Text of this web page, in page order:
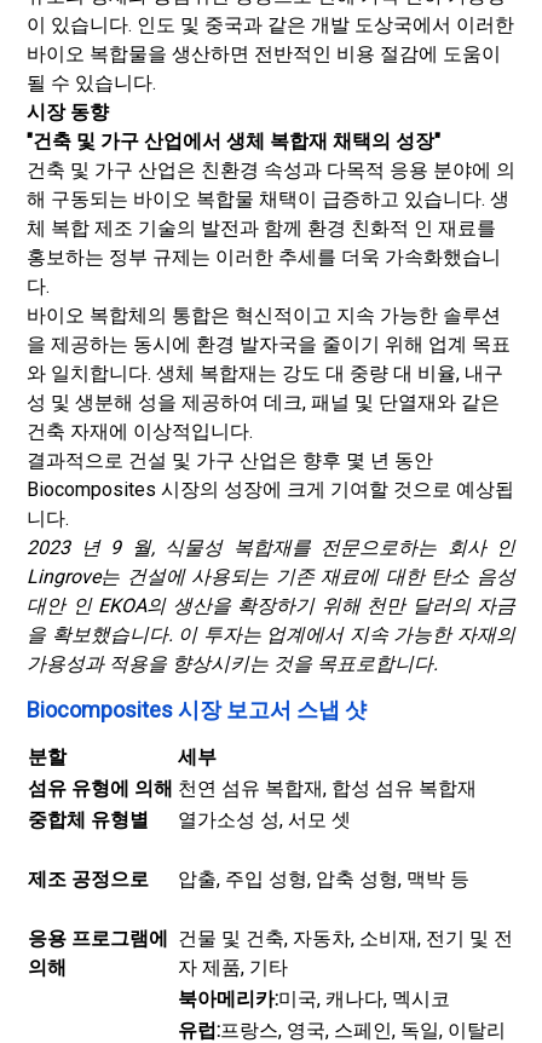
이 있습니다. 인도 및 중국과 같은 개발 도상국에서 이러한
바이오 복합물을 생산하면 전반적인 비용 절감에 도움이
될 수 있습니다.
시장 동향
"건축 및 가구 산업에서 생체 복합재 채택의 성장"
건축 및 가구 산업은 친환경 속성과 다목적 응용 분야에 의
해 구동되는 바이오 복합물 채택이 급증하고 있습니다. 생
체 복합 제조 기술의 발전과 함께 환경 친화적 인 재료를
홍보하는 정부 규제는 이러한 추세를 더욱 가속화했습니
다.
바이오 복합체의 통합은 혁신적이고 지속 가능한 솔루션
을 제공하는 동시에 환경 발자국을 줄이기 위해 업계 목표
와 일치합니다. 생체 복합재는 강도 대 중량 대 비율, 내구
성 및 생분해 성을 제공하여 데크, 패널 및 단열재와 같은
건축 자재에 이상적입니다.
결과적으로 건설 및 가구 산업은 향후 몇 년 동안
Biocomposites 시장의 성장에 크게 기여할 것으로 예상됩
니다.
2023 년 9 월, 식물성 복합재를 전문으로하는 회사 인
Lingrove는 건설에 사용되는 기존 재료에 대한 탄소 음성
대안 인 EKOA의 생산을 확장하기 위해 천만 달러의 자금
을 확보했습니다. 이 투자는 업계에서 지속 가능한 자재의
가용성과 적용을 향상시키는 것을 목표로합니다.
Biocomposites 시장 보고서 스냅 샷
분할
세부
섬유 유형에 의해 천연 섬유 복합재, 합성 섬유 복합재
중합체 유형별
열가소성 성, 서모 셋
제조 공정으로 압출, 주입 성형, 압축 성형, 맥박 등
응용 프로그램에
의해
건물 및 건축, 자동차, 소비재, 전기 및 전
자 제품, 기타
북아메리카:미국, 캐나다, 멕시코
유럽:프랑스, 영국, 스페인, 독일, 이탈리